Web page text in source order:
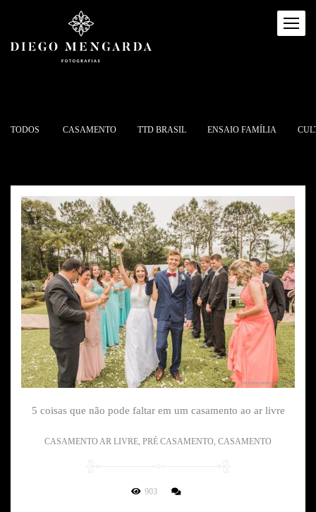
TODOS CASAMENTO TTD BRASIL ENSAIO FAMÍLIA
5 coisas que não pode faltar em um casamento ao ar livre
CASAMENTO AR LIVRE, PRÉ CASAMENTO, CASAMENTO
903